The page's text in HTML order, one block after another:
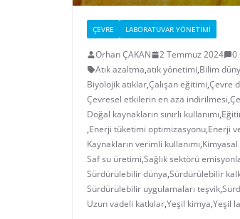
ÇEVRE LABORATUVAR YÖNETIMI
Orhan ÇAKAN 2 Temmuz 2024
0
Atık azaltma,atık yönetimi,Bilim
Biyolojik atıklar,Çalışan eğitimi,Çevre
Çevresel etkilerin en aza indirilmesi,
Doğal kaynakların sınırlı kullanımı,
,Enerji tüketimi optimizasyonu,Enerji
Kaynakların verimli kullanımı,Kimyasal
Saf su üretimi,Sağlık sektörü
Sürdürülebilir dünya,Sürdürülebilir
Sürdürülebilir uygulamaları teşvik,
Uzun vadeli katkılar,Yeşil kimya,Yeşil